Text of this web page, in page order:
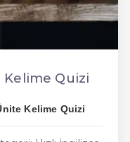
Kelime Quizi
Kelime Quizi